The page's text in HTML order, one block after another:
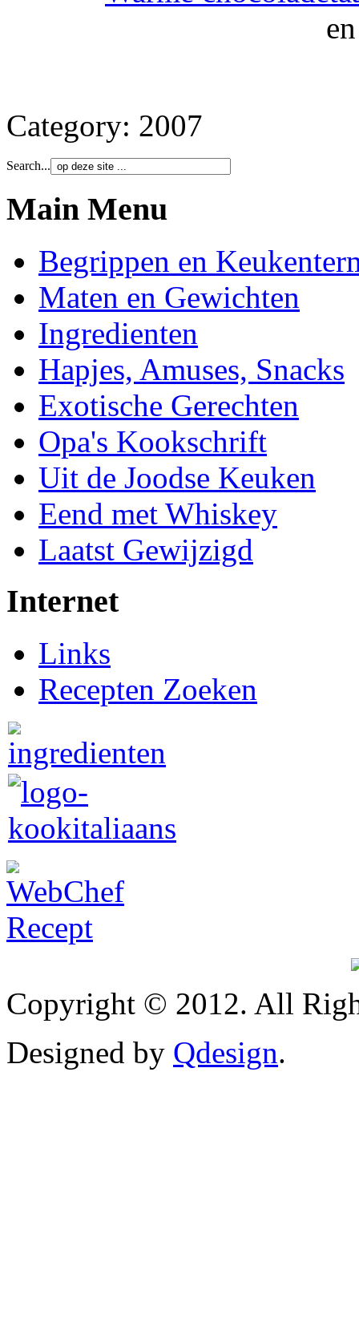
Category: 2007
Search...
Main Menu
Begrippen en
Maten en Gewichten
Ingredienten
Hapjes, Amuses, Snacks
Exotische Gerechten
Opa's Kookschrift
Uit de Joodse Keuken
Eend met Whiskey
Laatst Gewijzigd
Internet
Links
Recepten Zoeken
Copyright © 2012. All
Designed by Qdesign.